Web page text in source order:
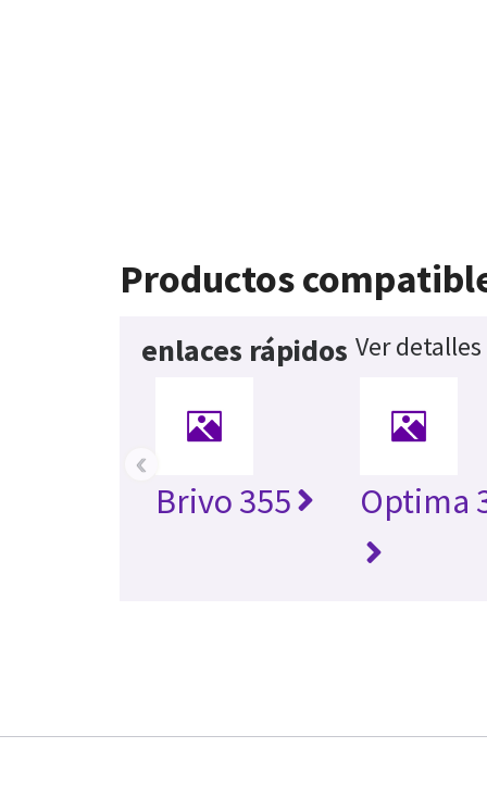
Productos
enlaces rápidos Ver
Brivo 355 Optima
‹